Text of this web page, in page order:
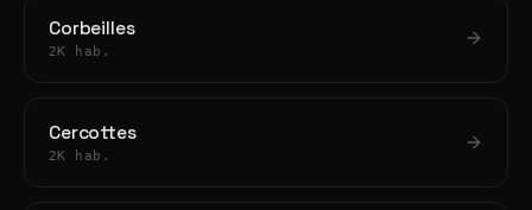
Corbeilles
2K hab.
Cercottes
2K hab.